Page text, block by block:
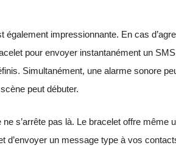
également impressionnante. En cas
pour envoyer instantanément un
Simultanément, une alarme sonore
peut débuter.
s’arrête pas là. Le bracelet offre même
d’envoyer un message type à vos